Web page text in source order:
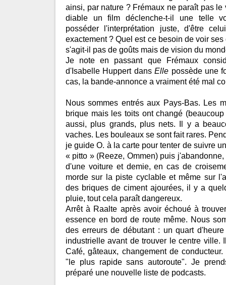
ainsi, par nature ? Frémaux ne paraît pas
diable un film déclenche-t-il une telle
posséder l'interprétation juste, d'être
exactement ? Quel est ce besoin de voir
s'agit-il pas de goûts mais de vision du
Je note en passant que Frémaux
d'Isabelle Huppert dansElle possède une
cas, la bande-annonce a vraiment été mal
Nous sommes entrés aux Pays-Bas. Les
brique mais les toits ont changé
aussi, plus grands, plus nets. Il y a
vaches. Les bouleaux se sont fait rares.
je guide O. à la carte pour tenter de suivre
« pitto » (Reeze, Ommen) puis
d'une voiture et demie, en cas de
morde sur la piste cyclable et même sur
des briques de ciment ajourées, il y a
pluie, tout cela paraît dangereux.
Arrêt à Raalte après avoir échoué à
essence en bord de route même. Nous
des erreurs de débutant : un quart
industrielle avant de trouver le centre ville.
Café, gâteaux, changement de
"le plus rapide sans autoroute". Je
préparé une nouvelle liste de podcasts.